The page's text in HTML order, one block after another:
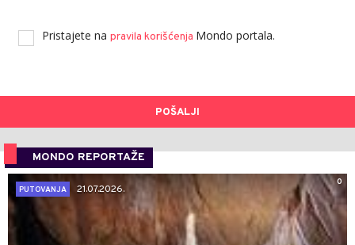
Pristajete na pravila korišćenja Mondo portala.
POŠALJI
MONDO REPORTAŽE
0
PUTOVANJA
21.07.2026.